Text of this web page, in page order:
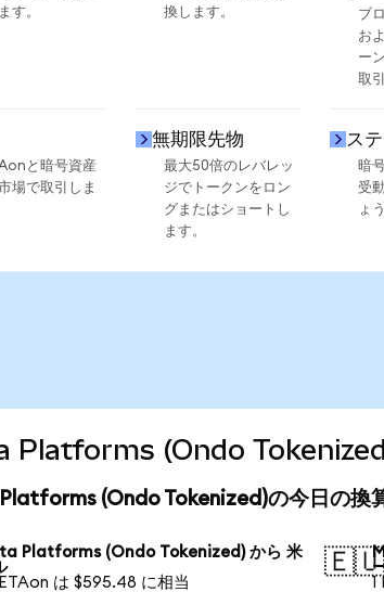
す。
換します。
ブ
お
ー
取
と暗号資産
場で取引しま
無期限先物
最大50倍のレバレッ
ジでトークンをロン
グまたはショートし
ます。
ス
暗
受
ょ
Platforms (Ondo Tokenized)
(Ondo Tokenized)の今日の換
Platforms (Ondo Tokenized) から 米
は $595.48 に相当
1